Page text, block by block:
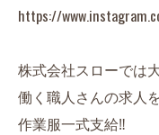
https://
株式会社スローでは
働く職人さんの求人
作業服一式支給‼︎